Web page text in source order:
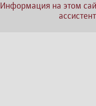
Информация на этом